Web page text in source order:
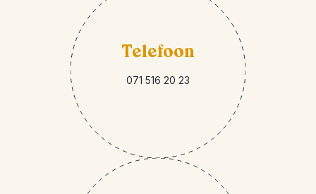
Telefoon
071 516 20 23